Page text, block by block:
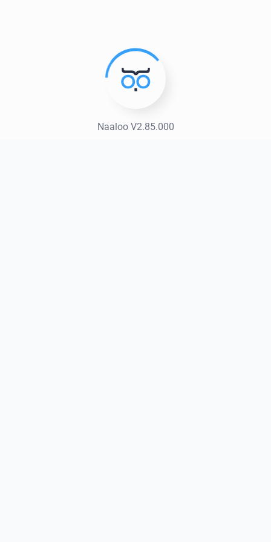
Naaloo V2.85.000